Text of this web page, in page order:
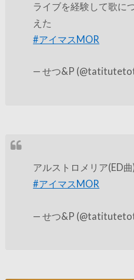
ライブを経験して歌に
えた
#アイマスMOR
— せつ&P
アルストロメリア(ED曲
#アイマスMOR
— せつ&P